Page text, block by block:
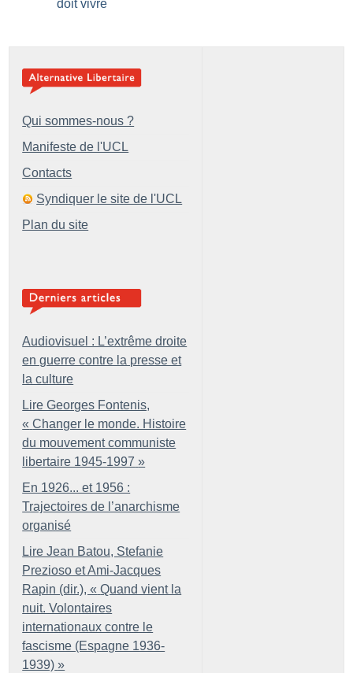
doit vivre
Qui sommes-nous ?
Manifeste de l'UCL
Contacts
Syndiquer le site de l'UCL
Plan du site
Audiovisuel : L’extrême droite
en guerre contre la presse et
la culture
Lire Georges Fontenis,
« Changer le monde. Histoire
du mouvement communiste
libertaire 1945-1997 »
En 1926... et 1956 :
Trajectoires de l’anarchisme
organisé
Lire Jean Batou, Stefanie
Prezioso et Ami-Jacques
Rapin (dir.), « Quand vient la
nuit. Volontaires
internationaux contre le
fascisme (Espagne 1936-
1939) »